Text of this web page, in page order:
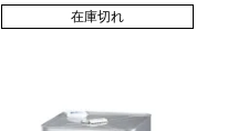
在庫切れ